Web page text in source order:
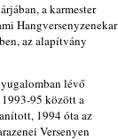
a karmester
Hangversenyzenekar
az alapítvány
lévő
95 között a
1994 óta az
Versenyen